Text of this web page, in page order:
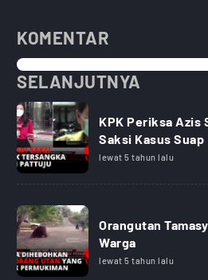
KOMENTAR
SELANJUTNYA
KPK Periksa Azis
Saksi Kasus Suap
lewat 5 tahun lalu
Orangutan
Warga
lewat 5 tahun lalu